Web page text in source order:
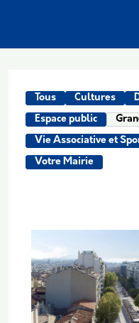
Tous Cultures
Espace public
Vie Associative et
Votre Mairie